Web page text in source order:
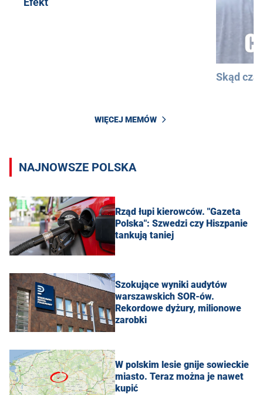
Skąd
WIĘCEJ MEMÓW
NAJNOWSZE POLSKA
Rząd łupi kierowców. "Gazeta
Polska": Szwedzi czy Hiszpanie
tankują taniej
Szokujące wyniki audytów
warszawskich SOR-ów.
Rekordowe dyżury, milionowe
zarobki
W polskim lesie gnije sowieckie
miasto. Teraz można je nawet
kupić